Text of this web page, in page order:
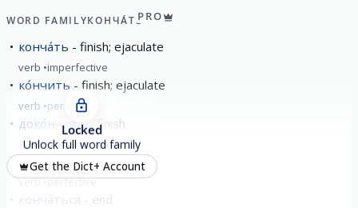
WORD FAMILYКОНЧА́ТЬPRO
конча́ть finish; ejaculate
verb imperfective
ко́нчить finish; ejaculate
verb perfective
доко́нчить finish
verb perfective
зако́нчить finish
verb perfective
конча́ться
Locked
Unlock full word family
Get the Dict+ Account